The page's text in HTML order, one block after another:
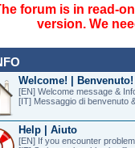
forum is in read-
version. We
Welcome! | Benvenuto!
[EN] Welcome message &
[IT] Messaggio di benvenuto
Help | Aiuto
[EN] If you encounter